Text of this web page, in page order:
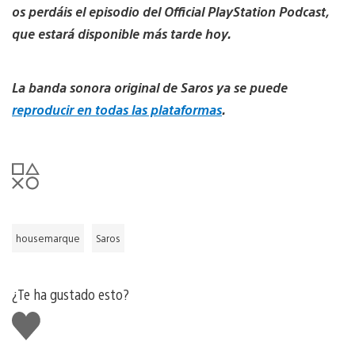
os perdáis el episodio del Official PlayStation Podcast,
que estará disponible más tarde hoy.
La banda sonora original de Saros ya se puede
reproducir en todas las plataformas.
housemarque Saros
¿Te ha gustado esto?
Me
gusta